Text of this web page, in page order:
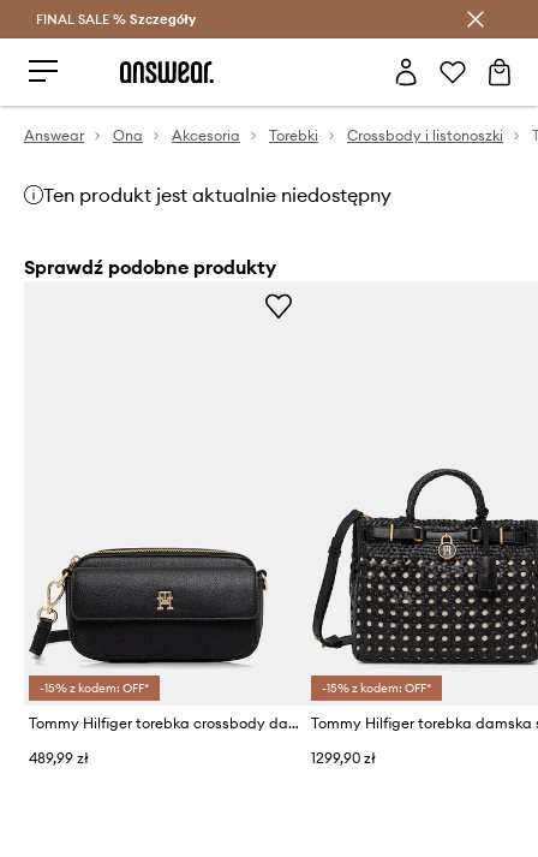
Oszczędzaj z Answear Club >
FINAL SALE % Szczegóły
Answear Ona Akcesoria Torebki Crossbody i listonoszki
Ten produkt jest aktualnie niedostępny
Sprawdź podobne produkty
-15% z kodem: OFF*
Tommy Hilfiger torebka crossbody damska z imitacji skóry
489,99 zł
-15% z kodem: OFF*
1299,90 zł